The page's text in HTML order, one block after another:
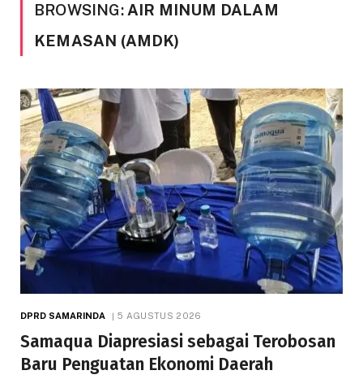
BROWSING: AIR MINUM DALAM
KEMASAN (AMDK)
DPRD SAMARINDA 5 AGUSTUS 2026
Samaqua Diapresiasi sebagai Terobosan
Baru Penguatan Ekonomi Daerah